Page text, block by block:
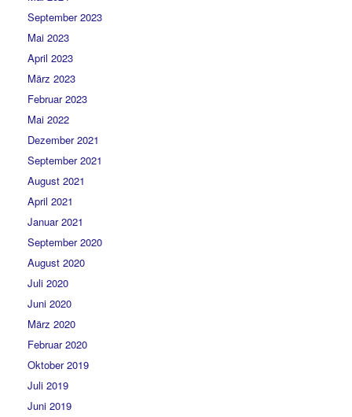
September 2023
Mai 2023
April 2023
März 2023
Februar 2023
Mai 2022
Dezember 2021
September 2021
August 2021
April 2021
Januar 2021
September 2020
August 2020
Juli 2020
Juni 2020
März 2020
Februar 2020
Oktober 2019
Juli 2019
Juni 2019